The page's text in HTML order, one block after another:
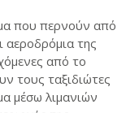
που περνούν από
αεροδρόμια της
από το
τους ταξιδιώτες
μέσω λιμανιών